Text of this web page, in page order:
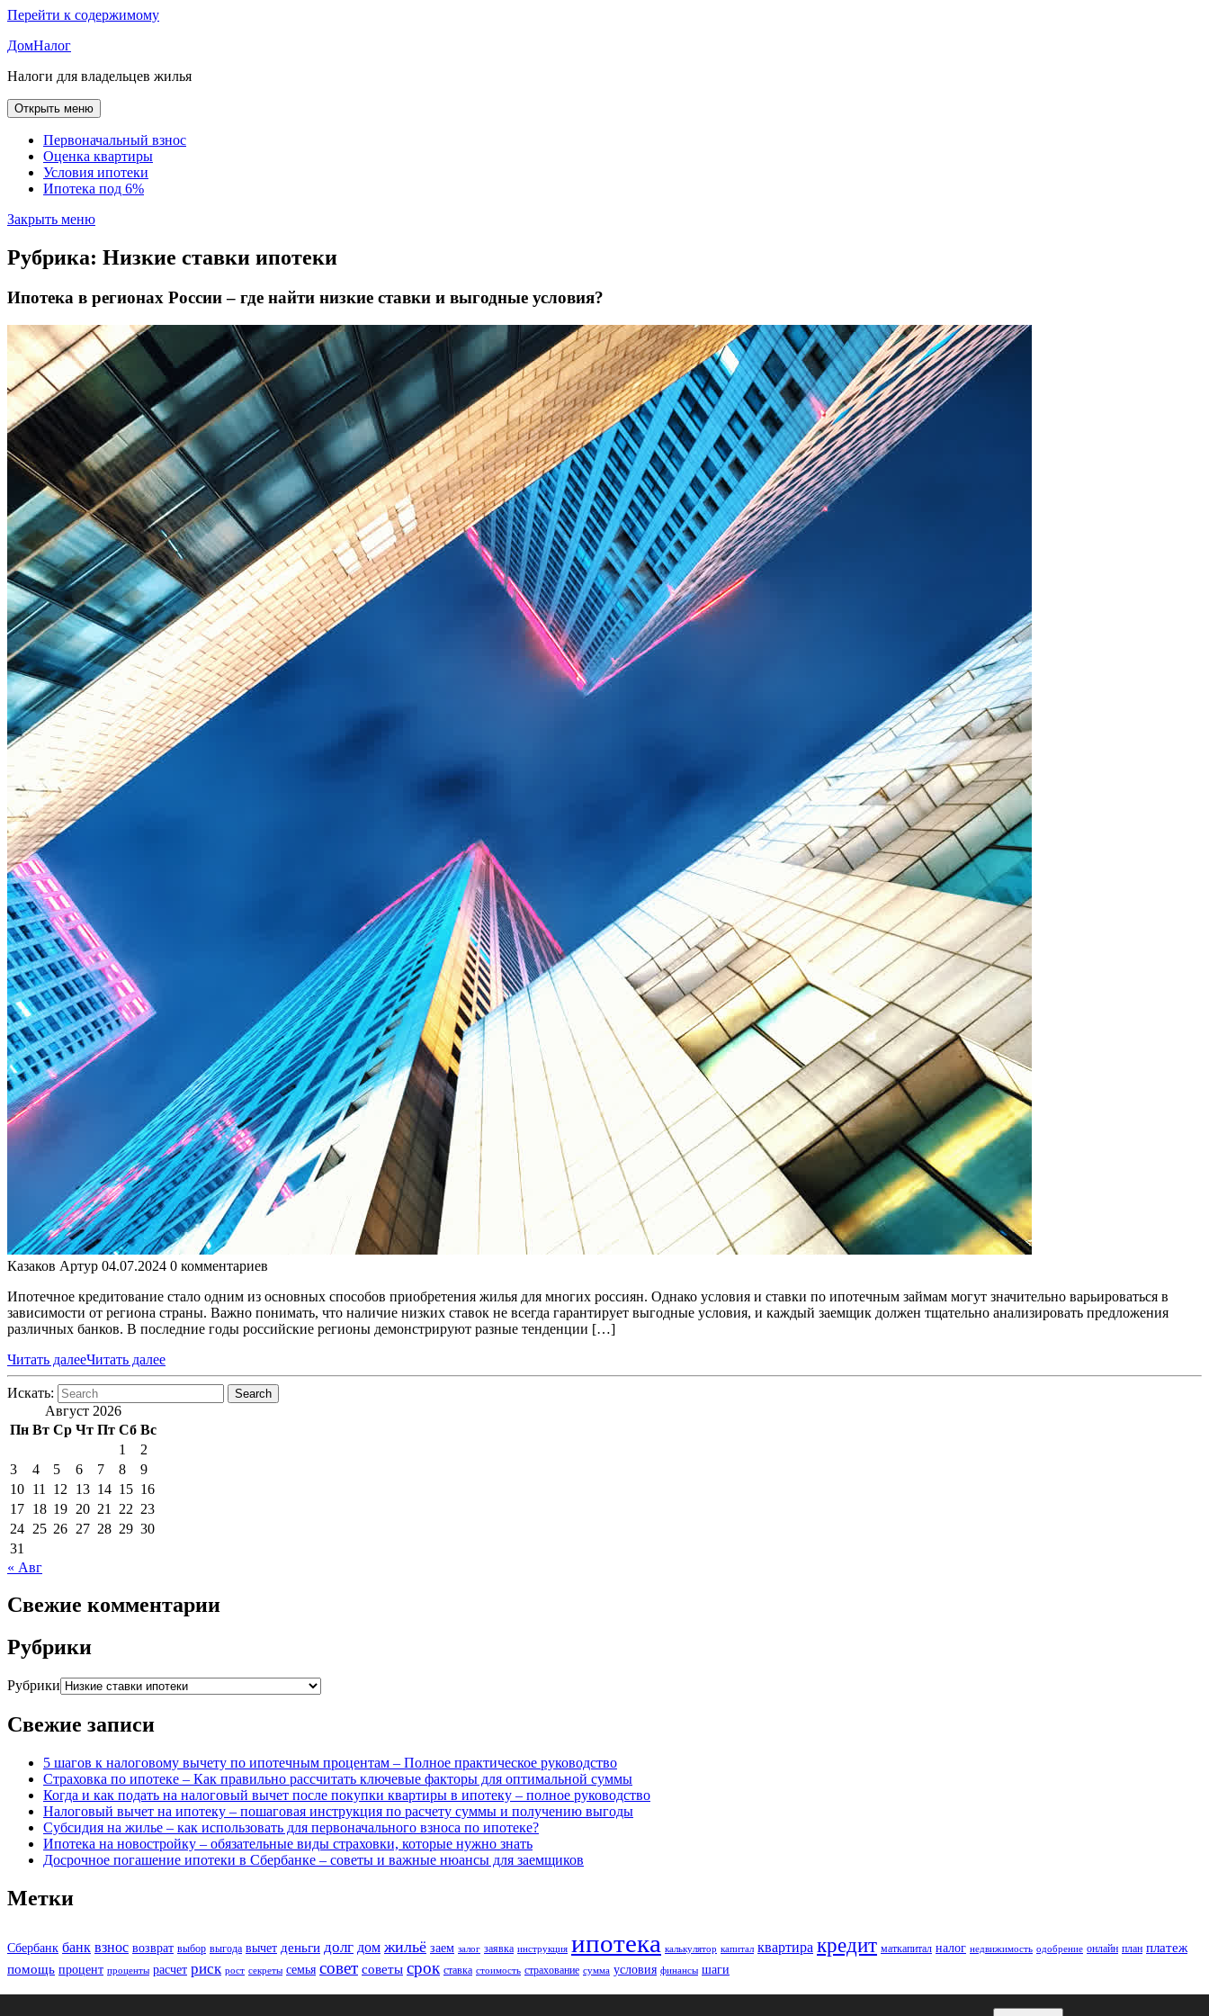
Перейти к содержимому
ДомНалог
Налоги для владельцев жилья
Открыть меню
Первоначальный взнос
Оценка квартиры
Условия ипотеки
Ипотека под 6%
Закрыть меню
Рубрика: Низкие ставки ипотеки
Ипотека в регионах России – где найти низкие ставки и выгодные условия?
Казаков Артур 04.07.2024 0 комментариев
Ипотечное кредитование стало одним из основных способов приобретения жилья для многих россиян. Однако условия и ставки по ипотечным займам могут значительно варьироваться в
зависимости от региона страны. Важно понимать, что наличие низких ставок не всегда гарантирует выгодные условия, и каждый заемщик должен тщательно анализировать предложения
различных банков. В последние годы российские регионы демонстрируют разные тенденции […]
Читать далееЧитать далее
Искать: Search
Август 2026
Пн Вт Ср Чт Пт Сб Вс
1
2
3
4 5 6 7 8
9
10 11 12 13 14 15 16
17 18 19 20 21 22 23
24 25 26 27 28 29 30
31
« Авг
Свежие комментарии
Рубрики
Рубрики
Свежие записи
5 шагов к налоговому вычету по ипотечным процентам – Полное практическое руководство
Страховка по ипотеке – Как правильно рассчитать ключевые факторы для оптимальной суммы
Когда и как подать на налоговый вычет после покупки квартиры в ипотеку – полное руководство
Налоговый вычет на ипотеку – пошаговая инструкция по расчету суммы и получению выгоды
Субсидия на жилье – как использовать для первоначального взноса по ипотеке?
Ипотека на новостройку – обязательные виды страховки, которые нужно знать
Досрочное погашение ипотеки в Сбербанке – советы и важные нюансы для заемщиков
Метки
Сбербанк банк взнос возврат выбор выгода вычет деньги долг дом жильё заем залог заявка инструкция ипотека калькулятор капитал квартира кредит маткапитал налог недвижимость одобрение онлайн план платеж
помощь процент проценты расчет риск рост секреты семья совет советы срок ставка стоимость страхование сумма условия финансы шаги